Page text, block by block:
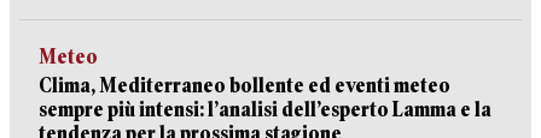
Meteo
Clima, Mediterraneo bollente ed eventi meteo
sempre più intensi: l’analisi dell’esperto Lamma e la